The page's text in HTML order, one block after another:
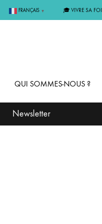
FRANÇAIS ▼ 🎓 VIVRE SA FOI
QUI SOMMES-NOUS ?
Newsletter